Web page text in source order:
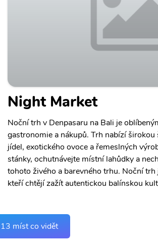
Night Market
Noční trh v Denpasaru na Bali je
gastronomie a nákupů. Trh nabízí
jídel, exotického ovoce a řemeslných
stánky, ochutnávejte místní lahůdky a
tohoto živého a barevného trhu. Noční
kteří chtějí zažít autentickou balínskou
míst co vidět